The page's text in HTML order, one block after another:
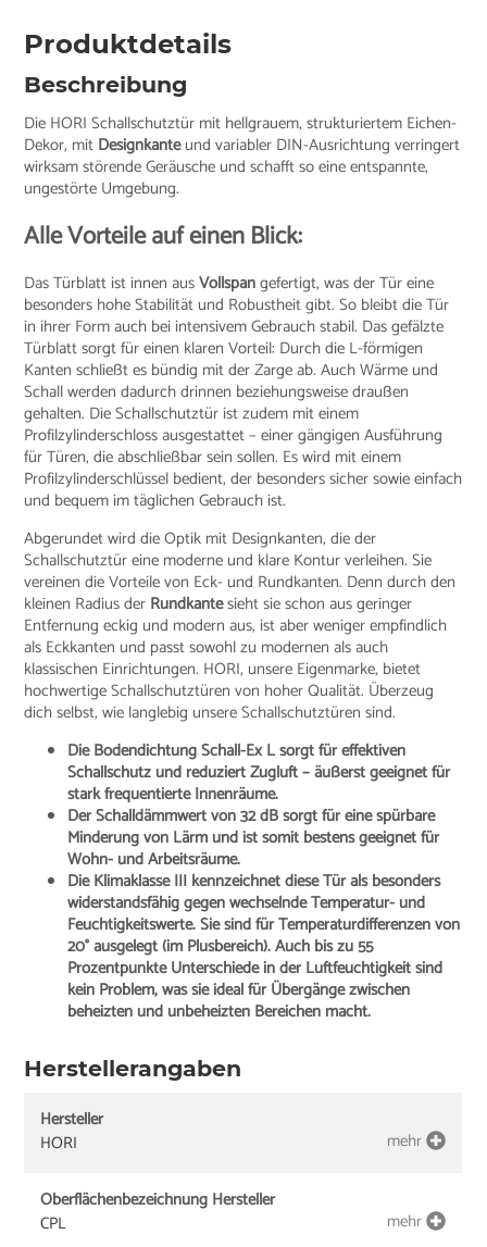
Produktdetails
Beschreibung
Die HORI Schallschutztür mit hellgrauem, strukturiertem Eichen-
Dekor, mit Designkanteund variabler DIN-Ausrichtung verringert
wirksam störende Geräusche und schafft so eine entspannte,
ungestörte Umgebung.
Alle Vorteile auf einen Blick:
Das Türblatt ist innen ausVollspangefertigt, was der Tür eine
besonders hohe Stabilität und Robustheit gibt. So bleibt die Tür
in ihrer Form auch bei intensivem Gebrauch stabil. Das gefälzte
Türblatt sorgt für einen klaren Vorteil: Durch die L-förmigen
Kanten schließt es bündig mit der Zarge ab. Auch Wärme und
Schall werden dadurch drinnen beziehungsweise draußen
gehalten. Die Schallschutztür ist zudem mit einem
Profilzylinderschloss ausgestattet – einer gängigen Ausführung
für Türen, die abschließbar sein sollen. Es wird mit einem
Profilzylinderschlüssel bedient, der besonders sicher sowie einfach
und bequem im täglichen Gebrauch ist.
Abgerundet wird die Optik mit Designkanten, die der
Schallschutztür eine moderne und klare Kontur verleihen. Sie
vereinen die Vorteile von Eck- und Rundkanten. Denn durch den
kleinen Radius der Rundkantesieht sie schon aus geringer
Entfernung eckig und modern aus, ist aber weniger empfindlich
als Eckkanten und passt sowohl zu modernen als auch
klassischen Einrichtungen. HORI, unsere Eigenmarke, bietet
hochwertige Schallschutztüren von hoher Qualität. Überzeug
dich selbst, wie langlebig unsere Schallschutztüren sind.
Die Bodendichtung Schall-Ex L sorgt für effektiven
Schallschutz und reduziert Zugluft – äußerst geeignet für
stark frequentierte Innenräume.
Der Schalldämmwert von 32 dB sorgt für eine spürbare
Minderung von Lärm und ist somit bestens geeignet für
Wohn- und Arbeitsräume.
Die Klimaklasse III kennzeichnet diese Tür als besonders
widerstandsfähig gegen wechselnde Temperatur- und
Feuchtigkeitswerte. Sie sind für Temperaturdifferenzen von
20° ausgelegt (im Plusbereich). Auch bis zu 55
Prozentpunkte Unterschiede in der Luftfeuchtigkeit sind
kein Problem, was sie ideal für Übergänge zwischen
beheizten und unbeheizten Bereichen macht.
Herstellerangaben
Hersteller
HORI
mehr
Oberflächenbezeichnung Hersteller
CPL
mehr